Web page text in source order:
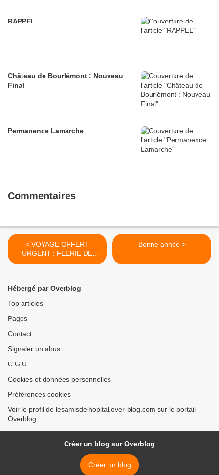
RAPPEL
Château de Bourlémont : Nouveau
Final
Permanence Lamarche
Commentaires
< VOYAGE OFFERT
URGENT : FEERIE DE
NOEL EN ALSACE
Bonne année >
Hébergé par Overblog
Top articles
Pages
Contact
Signaler un abus
C.G.U.
Cookies et données personnelles
Préférences cookies
Voir le profil de lesamisdelhopital.over-blog.com sur le portail
Overblog
Créer un blog sur Overblog
Créer un blog